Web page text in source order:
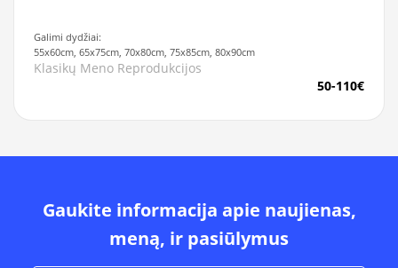
Galimi dydžiai:
55x60cm, 65x75cm, 70x80cm, 75x85cm, 80x90cm
Klasikų Meno Reprodukcijos
50-110€
Gaukite informacija apie naujienas,
meną, ir pasiūlymus